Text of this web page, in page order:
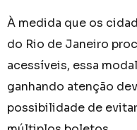
À medida que os
do Rio de Janeiro
acessíveis, essa
ganhando atenção
possibilidade de